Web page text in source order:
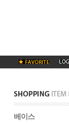
베이스